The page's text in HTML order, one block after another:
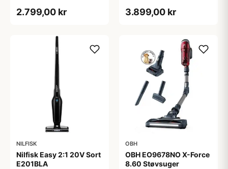
2.799,00 kr
garanti
3.899,00 kr
NILFISK
Nilfisk Easy 2:1 20V Sort
E201BLA
OBH
OBH EO9678NO X-Force
8.60 Støvsuger